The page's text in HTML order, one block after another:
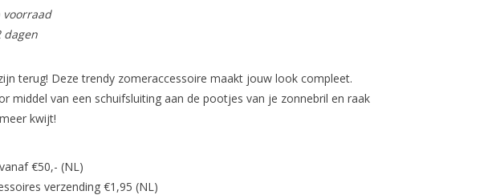
voorraad
dagen
terug! Deze trendy zomeraccessoire maakt jouw look compleet.
middel van een schuifsluiting aan de pootjes van je zonnebril en raak
kwijt!
€50,- (NL)
verzending €1,95 (NL)